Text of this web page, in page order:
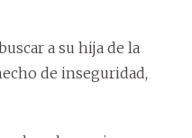
a su hija de la
de inseguridad,